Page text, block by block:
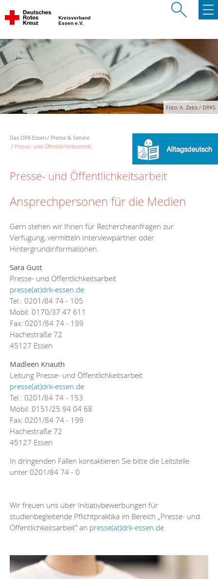
Kreisverband
Essen e.V.
Foto: A. Zelck / DRKS
Das DRK Essen
Presse & Service
Presse- und Öffentlichkeitsarbeit
Presse- und Öffentlichkeitsarbeit
Ansprechpersonen für die Medien
Gern stehen wir Ihnen für Rechercheanfragen zur
Verfügung, vermitteln Interviewpartner oder
Hintergrundinformationen.
Sara Gust
Presse- und Öffentlichkeitsarbeit
presse(at)drk-essen.de
Tel.: 0201/84 74 - 105
Mobil: 0170/37 47 611
Fax: 0201/84 74 - 199
Hachestraße 72
45127 Essen
Madleen Knauth
Leitung Presse- und Öffentlichkeitsarbeit
presse(at)drk-essen.de
Tel.: 0201/84 74 - 153
Mobil: 0151/25 94 04 68
Fax: 0201/84 74 - 199
Hachestraße 72
45127 Essen
In dringenden Fällen kontaktieren Sie bitte die Leitstelle
unter 0201/84 74 - 0
Wir freuen uns über Initiativbewerbungen für
studienbegleitende Pflichtpraktika im Bereich „Presse- und
Öffentlichkeitsarbeit" an presse(at)drk-essen.de